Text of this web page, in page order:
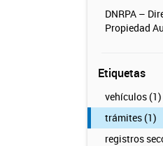
DNRPA –
Propiedad
Etiquetas
vehículos (1)
trámites (1)
registros